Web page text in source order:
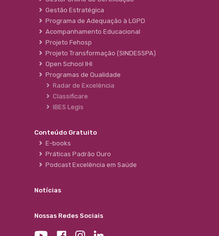
Gestão Estratégica
Programa de Adequação à LGPD
Acompanhamento Educacional
Projeto Fehosp
Projeto Transformação (SINDESSPA)
Open School IHI
Programas de Qualidade
Radar de Excelência
Classificare
IBES Legis
Conteúdo Gratuito
E-books
Práticas Padrão Ouro
Podcast Excelência em Saúde
Notícias
Nossas Redes Sociais